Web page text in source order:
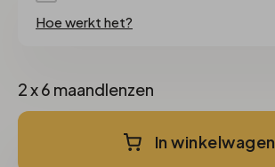
Hoe werkt het?
2 x 6 maandlenzen
In winkelwagen